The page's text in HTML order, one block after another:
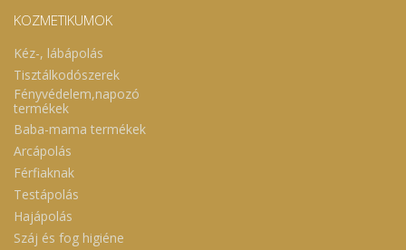
KOZMETIKUMOK
Kéz-, lábápolás
Tisztálkodószerek
Fényvédelem,napozó
termékek
Baba-mama termékek
Arcápolás
Férfiaknak
Testápolás
Hajápolás
Száj és fog higiéne